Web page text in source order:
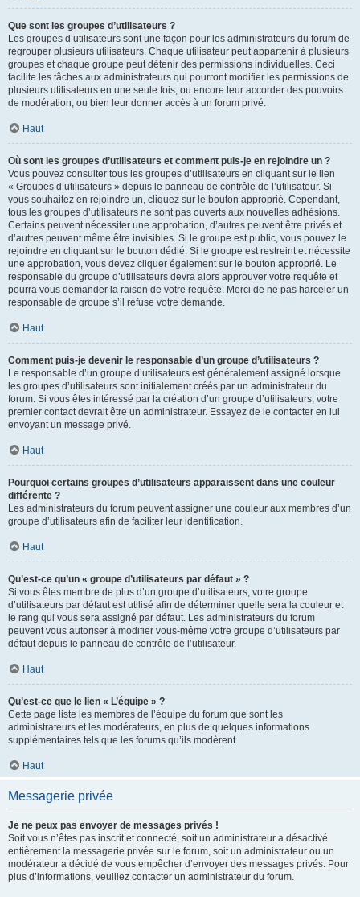
Que sont les groupes d’utilisateurs ?
Les groupes d’utilisateurs sont une façon pour les administrateurs du forum de
regrouper plusieurs utilisateurs. Chaque utilisateur peut appartenir à plusieurs
groupes et chaque groupe peut détenir des permissions individuelles. Ceci
facilite les tâches aux administrateurs qui pourront modifier les permissions de
plusieurs utilisateurs en une seule fois, ou encore leur accorder des pouvoirs
de modération, ou bien leur donner accès à un forum privé.
Haut
Où sont les groupes d’utilisateurs et comment puis-je en rejoindre un ?
Vous pouvez consulter tous les groupes d’utilisateurs en cliquant sur le lien
« Groupes d’utilisateurs » depuis le panneau de contrôle de l’utilisateur. Si
vous souhaitez en rejoindre un, cliquez sur le bouton approprié. Cependant,
tous les groupes d’utilisateurs ne sont pas ouverts aux nouvelles adhésions.
Certains peuvent nécessiter une approbation, d’autres peuvent être privés et
d’autres peuvent même être invisibles. Si le groupe est public, vous pouvez le
rejoindre en cliquant sur le bouton dédié. Si le groupe est restreint et nécessite
une approbation, vous devez cliquer également sur le bouton approprié. Le
responsable du groupe d’utilisateurs devra alors approuver votre requête et
pourra vous demander la raison de votre requête. Merci de ne pas harceler un
responsable de groupe s’il refuse votre demande.
Haut
Comment puis-je devenir le responsable d’un groupe d’utilisateurs ?
Le responsable d’un groupe d’utilisateurs est généralement assigné lorsque
les groupes d’utilisateurs sont initialement créés par un administrateur du
forum. Si vous êtes intéressé par la création d’un groupe d’utilisateurs, votre
premier contact devrait être un administrateur. Essayez de le contacter en lui
envoyant un message privé.
Haut
Pourquoi certains groupes d’utilisateurs apparaissent dans une couleur
différente ?
Les administrateurs du forum peuvent assigner une couleur aux membres d’un
groupe d’utilisateurs afin de faciliter leur identification.
Haut
Qu’est-ce qu’un « groupe d’utilisateurs par défaut » ?
Si vous êtes membre de plus d’un groupe d’utilisateurs, votre groupe
d’utilisateurs par défaut est utilisé afin de déterminer quelle sera la couleur et
le rang qui vous sera assigné par défaut. Les administrateurs du forum
peuvent vous autoriser à modifier vous-même votre groupe d’utilisateurs par
défaut depuis le panneau de contrôle de l’utilisateur.
Haut
Qu’est-ce que le lien « L’équipe » ?
Cette page liste les membres de l’équipe du forum que sont les
administrateurs et les modérateurs, en plus de quelques informations
supplémentaires tels que les forums qu’ils modèrent.
Haut
Messagerie privée
Je ne peux pas envoyer de messages privés !
Soit vous n’êtes pas inscrit et connecté, soit un administrateur a désactivé
entièrement la messagerie privée sur le forum, soit un administrateur ou un
modérateur a décidé de vous empêcher d’envoyer des messages privés. Pour
plus d’informations, veuillez contacter un administrateur du forum.